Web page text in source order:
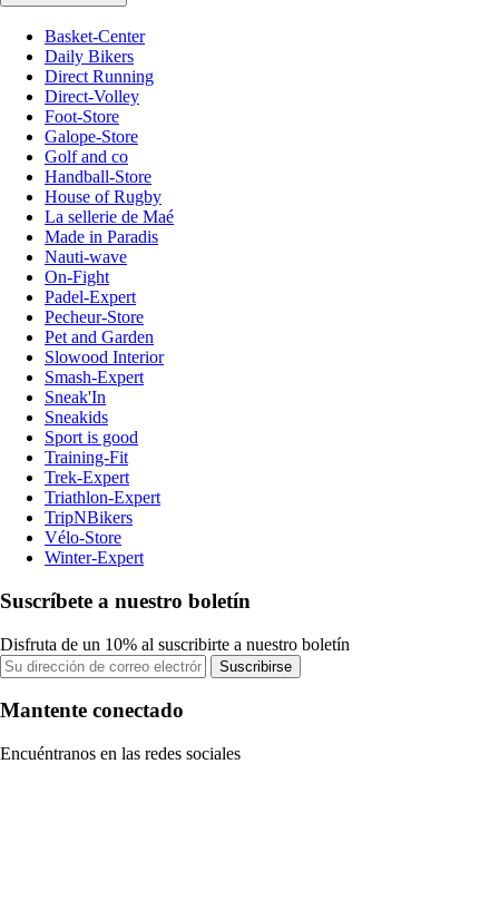
Basket-Center
Daily Bikers
Direct Running
Direct-Volley
Foot-Store
Galope-Store
Golf and co
Handball-Store
House of Rugby
La sellerie de Maé
Made in Paradis
Nauti-wave
On-Fight
Padel-Expert
Pecheur-Store
Pet and Garden
Slowood Interior
Smash-Expert
Sneak'In
Sneakids
Sport is good
Training-Fit
Trek-Expert
Triathlon-Expert
TripNBikers
Vélo-Store
Winter-Expert
Suscríbete a nuestro boletín
Disfruta de un 10% al suscribirte a nuestro boletín
Suscribirse
Mantente conectado
Encuéntranos en las redes sociales